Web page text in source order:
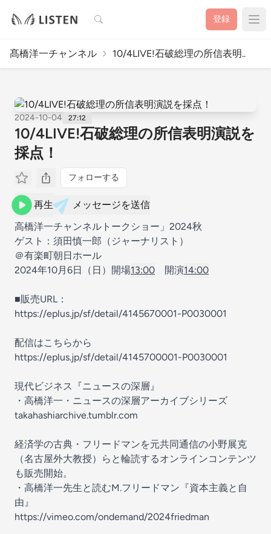
検索 登録
髙橋洋一チャンネル 10/4LIVE!石破総理の所信表明..
2024-10-04 27:12
10/4LIVE!石破総理の所信表明演説を
採点！
フォローする
再生
メッセージを送信
高橋洋一チャンネルトークショー」2024秋
ゲスト：須田慎一郎（ジャーナリスト）
＠有楽町朝日ホール
2024年10月6日（日）開場13:00 開演14:00
■販売URL：
https://eplus.jp/sf/detail/4145670001-P0030001
配信はこちらから
https://eplus.jp/sf/detail/4145700001-P0030001
現代ビジネス『ニュースの深層』
・高橋洋一・ニュースの深層アーカイブシリーズ
takahashiarchive.tumblr.com
経済学の古典・フリードマンを元共同通信の小野展克
（名古屋外大教授）らと輪読するオンラインコンテンツ
も販売開始。
・高橋洋一先生と読むM.フリードマン『資本主義と自
由』
https://vimeo.com/ondemand/2024friedman